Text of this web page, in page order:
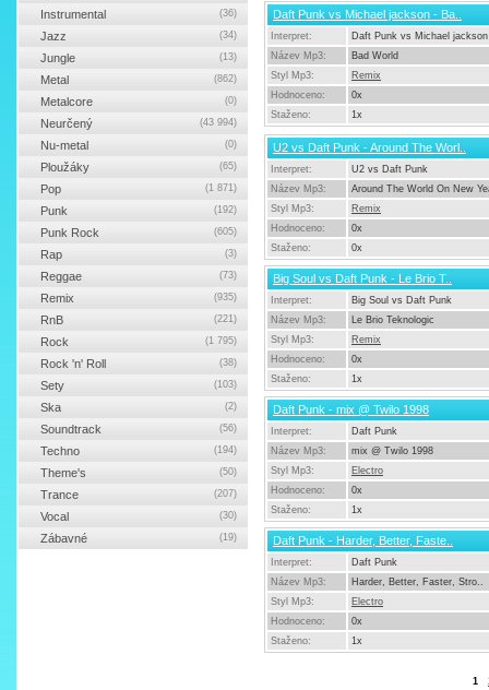
Daft Punk vs Michael jackson - Ba..
Interpret:
Daft Punk vs Michael jackson
Název Mp3:
Bad World
Styl Mp3:
Remix
Hodnoceno:
0x
Staženo:
1x
U2 vs Daft Punk - Around The Worl..
Interpret:
U2 vs Daft Punk
Název Mp3:
Around The World On New
Styl Mp3:
Remix
Hodnoceno:
0x
Staženo:
0x
Big Soul vs Daft Punk - Le Brio T..
Interpret:
Big Soul vs Daft Punk
Název Mp3:
Le Brio Teknologic
Styl Mp3:
Remix
Hodnoceno:
0x
Staženo:
1x
Daft Punk - mix @ Twilo 1998
Interpret:
Daft Punk
Název Mp3:
mix @ Twilo 1998
Styl Mp3:
Electro
Hodnoceno:
0x
Staženo:
1x
Daft Punk - Harder, Better, Faste..
Interpret:
Daft Punk
Název Mp3:
Harder, Better, Faster, Stro..
Styl Mp3:
Electro
Hodnoceno:
0x
Staženo:
1x
1
Instrumental (36)
Jazz (34)
Jungle (13)
Metal (862)
Metalcore (0)
Neurčený (43 994)
Nu-metal (0)
Ploužáky (65)
Pop (1 871)
Punk (192)
Punk Rock (605)
Rap (3)
Reggae (73)
Remix (935)
RnB (221)
Rock (1 795)
Rock 'n' Roll (38)
Sety (103)
Ska (2)
Soundtrack (56)
Techno (194)
Theme's (50)
Trance (207)
Vocal (30)
Zábavné (19)